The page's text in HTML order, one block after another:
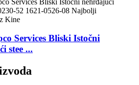
Services Bliski Istočni
stee ...